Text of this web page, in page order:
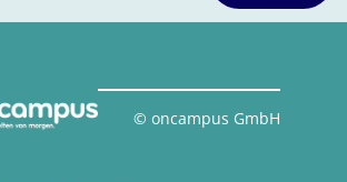
© oncampus GmbH